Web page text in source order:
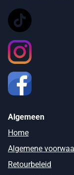
Algemeen
Home
Algemene
Retourbeleid